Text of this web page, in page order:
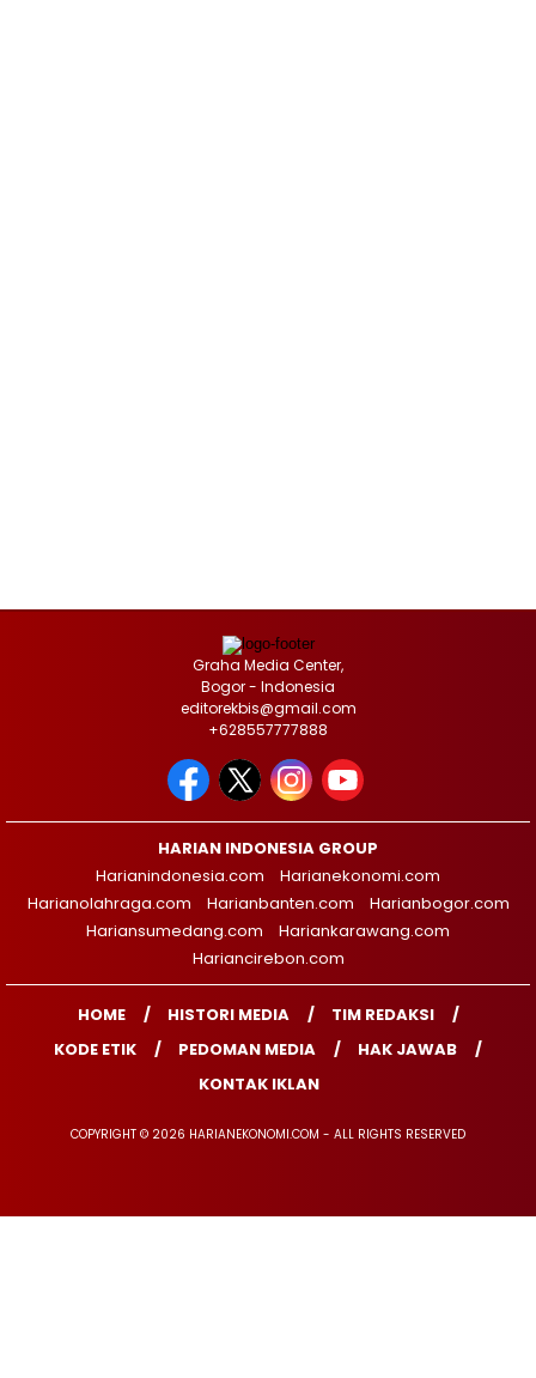
Graha Media Center,
Bogor - Indonesia
editorekbis@gmail.com
+628557777888
HARIAN INDONESIA GROUP
Harianindonesia.com
Harianekonomi.com
Harianolahraga.com
Harianbanten.com
Harianbogor.com
Hariansumedang.com
Hariankarawang.com
Hariancirebon.com
HOME HISTORI MEDIA
TIM REDAKSI
KODE ETIK
PEDOMAN MEDIA
HAK JAWAB
KONTAK IKLAN
COPYRIGHT © 2026 HARIANEKONOMI.COM - ALL RIGHTS RESERVED